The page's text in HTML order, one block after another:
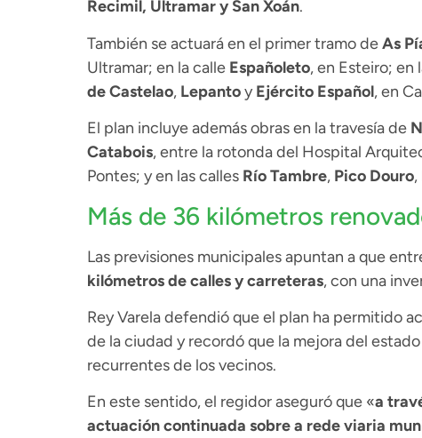
Recimil, Ultramar y San Xoán.
También se actuará en el primer tramo deAs
Ultramar; en la calle Españoleto, en Esteiro; en
de Castelao, Lepantoy Ejército Español, en
El plan incluye además obras en la travesía de
Catabois, entre la rotonda del Hospital
Pontes; y en las calles Río Tambre, Pico Douro,
Más de 36 kilómetros
Las previsiones municipales apuntan a que
kilómetros de calles y carreteras, con una
Rey Varela defendió que el plan ha permitido
de la ciudad y recordó que la mejora del
recurrentes de los vecinos.
En este sentido, el regidor aseguró que «a
actuación continuada sobre a rede viaria